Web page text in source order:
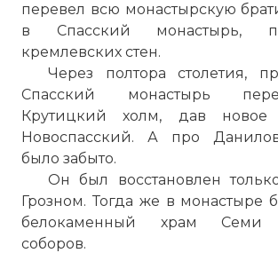
перевел всю монастырскую
в Спасский монастырь,
кремлевских стен.
Через полтора столетия,
Спасский монастырь
Крутицкий холм, дав новое
Новоспасский. А про
было забыто.
Он был восстановлен
Грозном. Тогда же в монастыре
белокаменный храм Семи
соборов.